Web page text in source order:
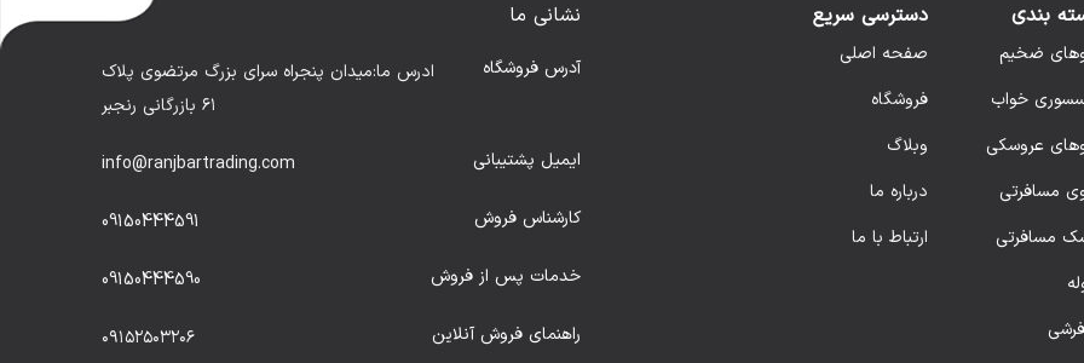
بندی
ضخیم
خواب
عروسکی
مسافرتی
مسافرتی
دسترسی سریع
صفحه اصلی
فروشگاه
وبلاگ
درباره ما
ارتباط با ما
نشانی ما
آدرس فروشگاه
ادرس ما:میدان پنجراه سرای بزرگ مرتضوی پلاک
۶۱ بازرگانی رنجبر
ایمیل پشتیبانی info@ranjbartrading.com
کارشناس فروش 09150444591
خدمات پس از فروش 09150444590
راهنمای فروش آنلاین ۰۹۱۵۲۵۰۳۲۰۶